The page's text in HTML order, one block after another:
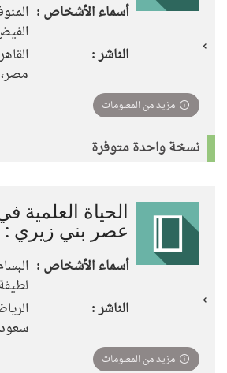
أسماء الأشخاص :
الناشر :
مصر، 1969
مزيد من المعلومات
نسخة واحدة متوفرة
الحياة العلمية
عصر بني زيري :
أسماء الأشخاص :
الناشر :
سعود،
مزيد من المعلومات